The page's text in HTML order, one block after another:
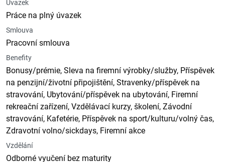
Úvazek
Práce na plný úvazek
Smlouva
Pracovní smlouva
Benefity
Bonusy/prémie, Sleva na firemní výrobky/služby, Příspěvek
na penzijní/životní připojištění, Stravenky/příspěvek na
stravování, Ubytování/příspěvek na ubytování, Firemní
rekreační zařízení, Vzdělávací kurzy, školení, Závodní
stravování, Kafetérie, Příspěvek na sport/kulturu/volný čas,
Zdravotní volno/sickdays, Firemní akce
Vzdělání
Odborné vyučení bez maturity